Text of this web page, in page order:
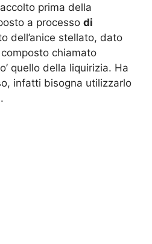
prima della
a processo di
dell’anice stellato, dato
chiamato
quello della liquirizia. Ha
infatti bisogna utilizzarlo